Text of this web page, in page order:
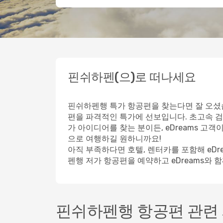
핀쉬하펜(으)로 떠나세요
핀쉬하펜행 특가 항공편을 찾는다면 잘 오
편을 파격적인 특가에 선보입니다. 초고속
가 아이디어를 찾는 분이든, eDreams 고객
으로 여행하길 원하니까요!
아직 부족하다면 호텔, 렌터카를 포함해
펜행 저가 항공편을 예약하고 eDreams와
핀쉬하펜행 항공편 관